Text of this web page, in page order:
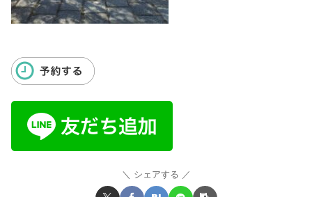
シェアする